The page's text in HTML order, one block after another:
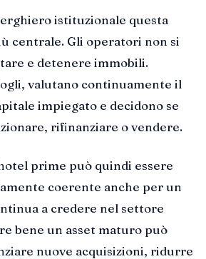
istituzionale questa
centrale. Gli operatori non si
e detenere immobili.
valutano continuamente il
impiegato e decidono se
rifinanziare o vendere.
prime può quindi essere
coerente anche per un
a credere nel settore
bene un asset maturo può
nuove acquisizioni, ridurre